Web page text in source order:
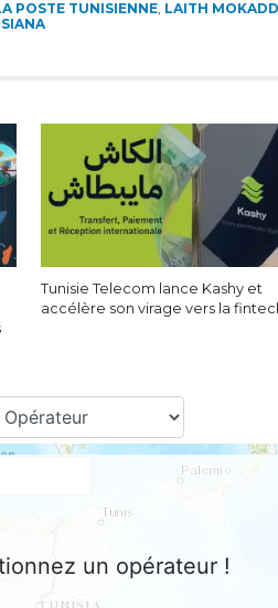
POSTE TUNISIENNE, LAITH
Tunisie Telecom lance Kashy et
accélère son virage vers la